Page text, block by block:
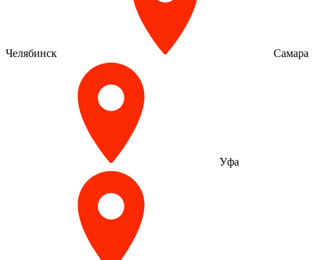
Челябинск Самара
Уфа